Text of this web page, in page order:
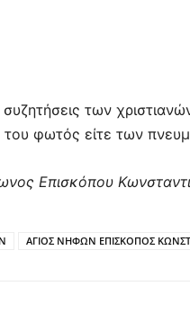
των
του φωτός είτε των
Επισκόπου
ΑΓΙΟΣ ΝΗΦΩΝ ΕΠΙΣΚΟΠΟΣ